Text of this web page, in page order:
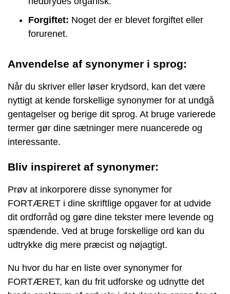
Forgiftet: Noget der er blevet forgiftet eller
forurenet.
Anvendelse af synonymer i sprog:
Når du skriver eller løser krydsord, kan det være
nyttigt at kende forskellige synonymer for at undgå
gentagelser og berige dit sprog. At bruge varierede
termer gør dine sætninger mere nuancerede og
interessante.
Bliv inspireret af synonymer:
Prøv at inkorporere disse synonymer for
FORTÆRET i dine skriftlige opgaver for at udvide
dit ordforråd og gøre dine tekster mere levende og
spændende. Ved at bruge forskellige ord kan du
udtrykke dig mere præcist og nøjagtigt.
Nu hvor du har en liste over synonymer for
FORTÆRET, kan du frit udforske og udnytte det